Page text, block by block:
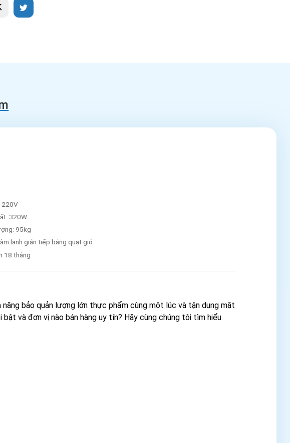
220V
320W
95kg
lạnh gián tiếp bằng quạt gió
18 tháng
bảo quản lượng lớn thực phẩm cùng một lúc và tận dụng mặt
và đơn vị nào bán hàng uy tín? Hãy cùng chúng tôi tìm hiểu